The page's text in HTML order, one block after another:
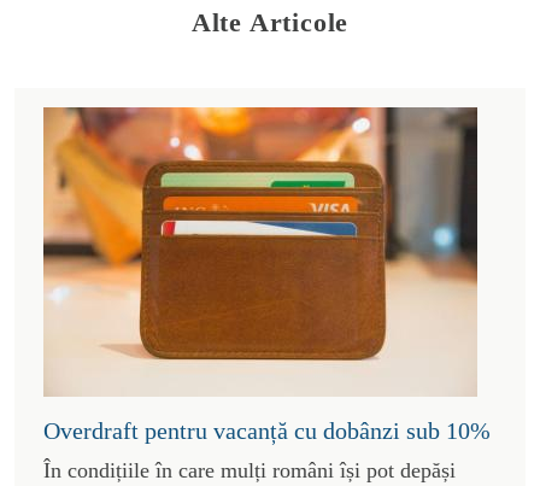
Alte Articole
Overdraft pentru vacanță cu dobânzi sub 10%
În condițiile în care mulți români își pot depăși